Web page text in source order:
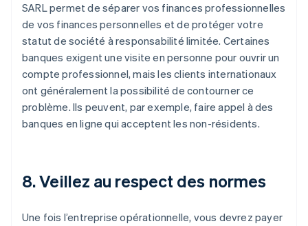
SARL permet de séparer vos finances professionnelles
de vos finances personnelles et de protéger votre
statut de société à responsabilité limitée. Certaines
banques exigent une visite en personne pour ouvrir un
compte professionnel, mais les clients internationaux
ont généralement la possibilité de contourner ce
problème. Ils peuvent, par exemple, faire appel à des
banques en ligne qui acceptent les non-résidents.
8. Veillez au respect des normes
Une fois l’entreprise opérationnelle, vous devrez payer